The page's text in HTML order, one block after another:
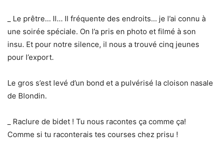
_ Le prêtre… Il… Il fréquente des endroits… je l’ai connu à
une soirée spéciale. On l’a pris en photo et filmé à son
insu. Et pour notre silence, il nous a trouvé cinq jeunes
pour l’export.
Le gros s’est levé d’un bond et a pulvérisé la cloison nasale
de Blondin.
_ Raclure de bidet ! Tu nous racontes ça comme ça!
Comme si tu raconterais tes courses chez prisu !